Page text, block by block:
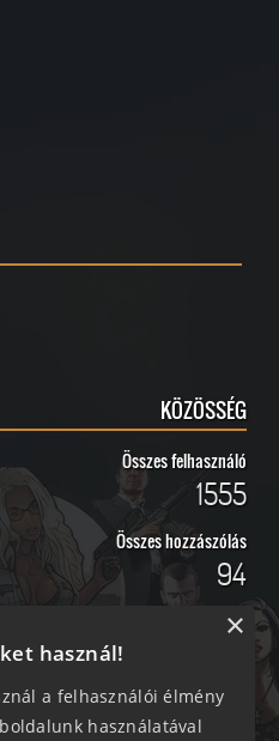
KÖZÖSSÉG
Összes felhasználó
1555
Összes hozzászólás
94
Kövess Minket!
használ!
a felhasználói élmény
használatával
×